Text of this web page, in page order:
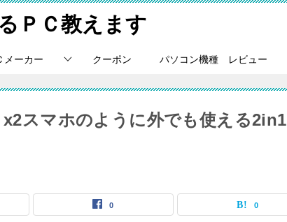
ＰＣ教えます
メーカー クーポン パソコン機種 レビュー
スマホのように外でも使える2in1
0 0